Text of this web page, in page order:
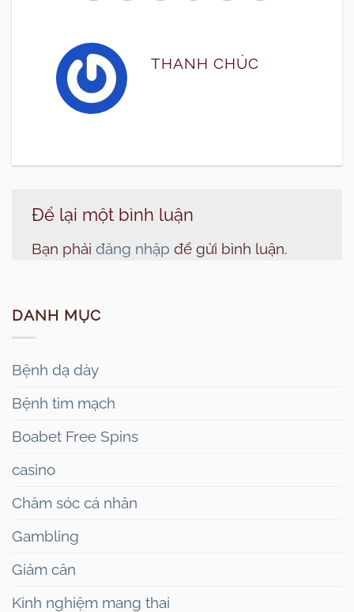
THANH CHÚC
Để lại một bình luận
Bạn phải đăng nhập để gửi bình luận.
DANH MỤC
Bệnh dạ dày
Bệnh tim mạch
Boabet Free Spins
casino
Chăm sóc cá nhân
Gambling
Giảm cân
Kinh nghiệm mang thai